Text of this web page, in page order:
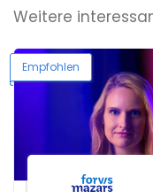
Weitere
Empfohlen